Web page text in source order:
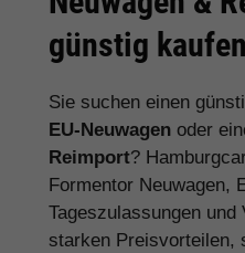
günstig kaufen
Sie suchen einen
EU-Neuwagen oder
Reimport?
Formentor Neuwagen,
Tageszulassungen
starken Preisvorteilen,